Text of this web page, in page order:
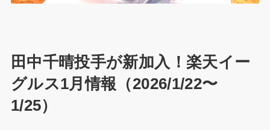
田中千晴投手が新加入！楽天イー
グルス1月情報（2026/1/22〜
1/25）